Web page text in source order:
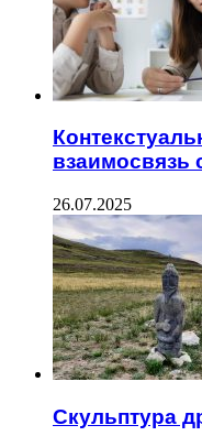
26.07.2025
Скульптура